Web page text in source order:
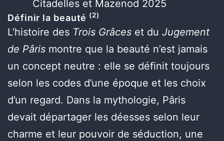
Citadelles et Mazenod 2025
Définir la beauté (2)
L’histoire des Trois Grâces et du Jugement
de Pâris montre que la beauté n’est jamais
un concept neutre : elle se définit toujours
selon les codes d’une époque et les choix
d’un regard. Dans la mythologie, Pâris
devait départager les déesses selon leur
charme et leur pouvoir de séduction, une